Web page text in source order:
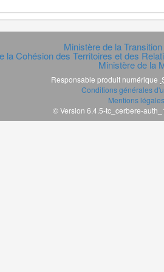
Ministère de la
la Cohésion des Territoires et des
Ministère de la
Responsable produit numérique
Conditions générales
Mentions légales
© Version 6.4.5-tc_cerbere-